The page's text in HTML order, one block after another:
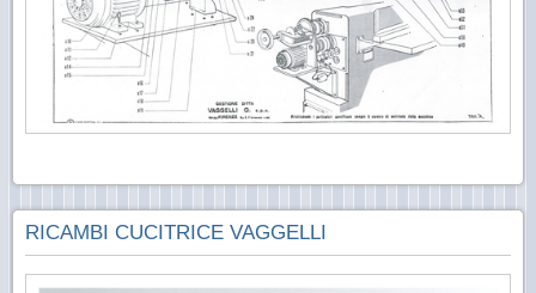
RICAMBI CUCITRICE VAGGELLI